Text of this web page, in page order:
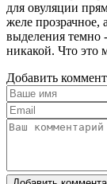
для овуляции
желе прозрачное,
выделения темно
никакой. Что это
Добавить